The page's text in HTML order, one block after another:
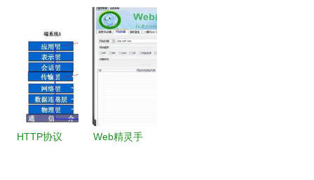
件存在高危
漏洞的通报
市场国货主
导，小米
2S活力依
HTTP协议
Web精灵手